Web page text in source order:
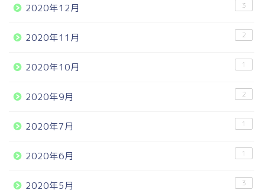
2020年12月 3
2020年11月 2
2020年10月 1
2020年9月 2
2020年7月 1
2020年6月 1
2020年5月 3